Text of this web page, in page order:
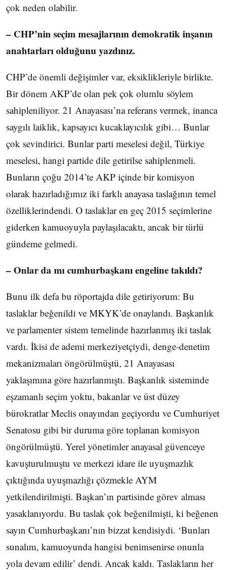
çok neden olabilir.
– CHP’nin seçim mesajlarının demokratik inşanın
anahtarları olduğunu yazdınız.
CHP’de önemli değişimler var, eksiklikleriyle birlikte.
Bir dönem AKP’de olan pek çok olumlu söylem
sahipleniliyor. 21 Anayasası’na referans vermek, inanca
saygılı laiklik, kapsayıcı kucaklayıcılık gibi… Bunlar
çok sevindirici. Bunlar parti meselesi değil, Türkiye
meselesi, hangi partide dile getirilse sahiplenmeli.
Bunların çoğu 2014’te AKP içinde bir komisyon
olarak hazırladığımız iki farklı anayasa taslağının temel
özelliklerindendi. O taslaklar en geç 2015 seçimlerine
giderken kamuoyuyla paylaşılacaktı, ancak bir türlü
gündeme gelmedi.
– Onlar da mı cumhurbaşkanı engeline takıldı?
Bunu ilk defa bu röportajda dile getiriyorum: Bu
taslaklar beğenildi ve MKYK’de onaylandı. Başkanlık
ve parlamenter sistem temelinde hazırlanmış iki taslak
vardı. İkisi de ademi merkeziyetçiydi, denge-denetim
mekanizmaları öngörülmüştü, 21 Anayasası
yaklaşımına göre hazırlanmıştı. Başkanlık sisteminde
eşzamanlı seçim yoktu, bakanlar ve üst düzey
bürokratlar Meclis onayından geçiyordu ve Cumhuriyet
Senatosu gibi bir duruma göre toplanan komisyon
öngörülmüştü. Yerel yönetimler anayasal güvenceye
kavuşturulmuştu ve merkezi idare ile uyuşmazlık
çıktığında uyuşmazlığı çözmekle AYM
yetkilendirilmişti. Başkan’ın partisinde görev alması
yasaklanıyordu. Bu taslak çok beğenilmişti, ki beğenen
sayın Cumhurbaşkanı’nın bizzat kendisiydi. ‘Bunları
sunalım, kamuoyunda hangisi benimsenirse onunla
yola devam edilir’ dendi. Ancak kaldı. Taslakların her